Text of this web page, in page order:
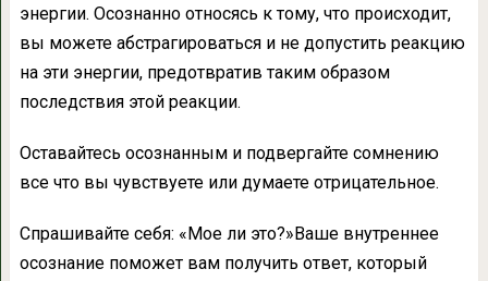
энергии. Осознанно относясь к тому, что происходит,
вы можете абстрагироваться и не допустить реакцию
на эти энергии, предотвратив таким образом
последствия этой реакции.
Оставайтесь осознанным и подвергайте сомнению
все что вы чувствуете или думаете отрицательное.
Спрашивайте себя: «Мое ли это?»Ваше внутреннее
осознание поможет вам получить ответ, который